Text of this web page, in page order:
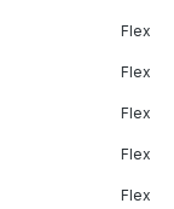
Flex
Flex
Flex
Flex
Flex